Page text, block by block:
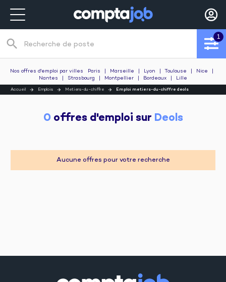
Recherche de poste
search 1
Nos offres d'emploi par villes Paris Marseille Lyon Toulouse Nice
Nantes
Strasbourg Montpellier Bordeaux Lille
Accueil Emplois Metiers-du-chiffre Emploi metiers-du-chiffre deols
0 offres d'emploi sur Deols
Aucune offres pour votre recherche